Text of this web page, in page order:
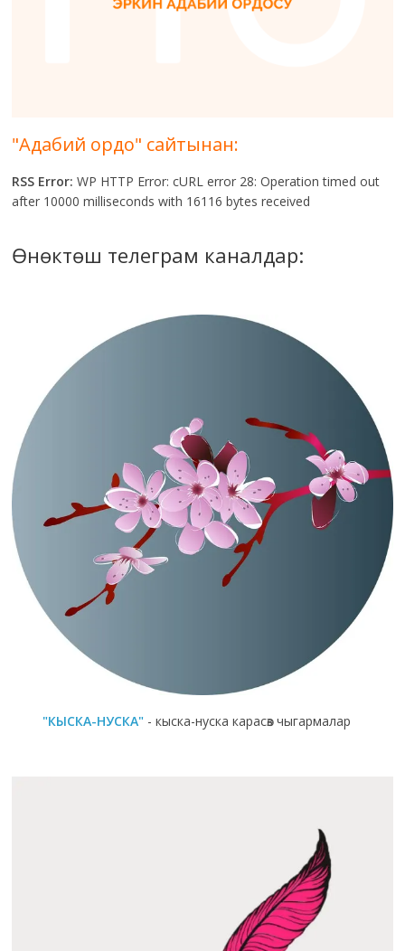
"Адабий ордо" сайтынан:
RSS Error: WP HTTP Error: cURL error 28: Operation timed out
after 10000 milliseconds with 16116 bytes received
Өнөктөш телеграм каналдар:
"КЫСКА-НУСКА" - кыска-нуска карасөз чыгармалар